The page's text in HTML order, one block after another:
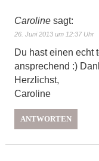
Caroline sagt:
26. Juni 2013 um 12:37 Uhr
Du hast einen echt
ansprechend :)
Herzlichst,
Caroline
ANTWORTEN